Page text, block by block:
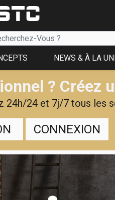
NEWS & À LA
? Créez
24 et 7j/7 tous les
CONNEXION